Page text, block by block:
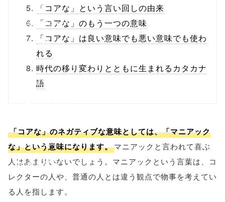
parts/sns-
buttons.php on
line10
/1026689"
onclick="windo
'width=550,
height=450,
menubar=no,
「コアな」という言い回しの由来
「コアな」のもう一つの意味
「コアな」は良い意味でも悪い意味でも使わ
れる
時代の移り変わりとともに生まれるカタカナ
語
「コアな」のネガティブな意味としては、「マニアック
な」という意味になります。マニアックと言われて喜ぶ
人はあまりいないでしょう。マニアックという言葉は、コ
レクターの人や、普通の人とは違う観点で物事を考えてい
る人を指します。